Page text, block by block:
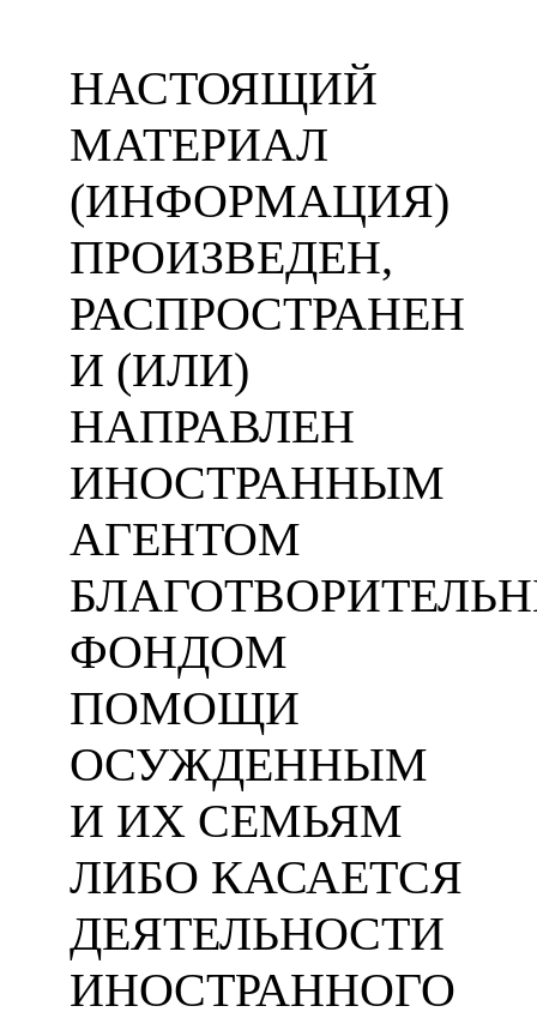
НАСТОЯЩИЙ
МАТЕРИАЛ
(ИНФОРМАЦИЯ)
ПРОИЗВЕДЕН,
РАСПРОСТРАНЕН
И (ИЛИ)
НАПРАВЛЕН
ИНОСТРАННЫМ
АГЕНТОМ
ФОНДОМ
ПОМОЩИ
ОСУЖДЕННЫМ
И ИХ СЕМЬЯМ
ЛИБО КАСАЕТСЯ
ДЕЯТЕЛЬНОСТИ
ИНОСТРАННОГО